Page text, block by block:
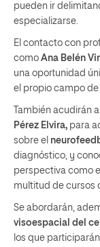
pueden ir
especializarse.
El contacto con
como Ana Belén
una oportunidad
el propio campo de
También acudirán
Pérez Elvira, para
sobre el
diagnóstico, y
perspectiva como
multitud de cursos
Se abordarán,
visoespacial del
los que